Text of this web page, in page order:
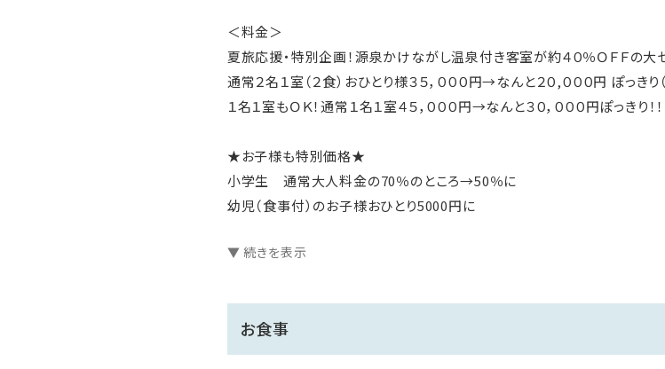
＜料金＞
夏旅応援・特別企画！源泉かけながし温泉付き客室が約４０％ＯＦＦの大セ
通常２名１室（２食）おひとり様３５，０００円→なんと２０,０００円 ぽっきり（
１名１室もＯＫ！通常１名１室４５，０００円→なんと３０，０００円ぽっきり！！
★お子様も特別価格★
小学生 通常大人料金の70％のところ→50％に
幼児（食事付）のお子様おひとり5000円に
◆◇２名様以上は「露天風呂」or「大内湯（ヒノキ風呂）」、「バリアフリー
・温泉付離れ『美松亭』は、全室、源泉かけ流しの専用温泉付♪
▼ 続きを表示
お食事